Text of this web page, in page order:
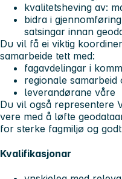
kvalitetsheving av:
bidra i
satsingar innan
Du vil få ei viktig
samarbeide tett med:
fagavdelingar i
regionale
leverandørane våre
Du vil også representere
vere med å løfte
for sterke fagmiljø og
Kvalifikasjonar